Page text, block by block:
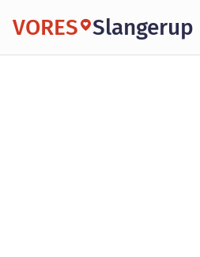
VORES Slangerup